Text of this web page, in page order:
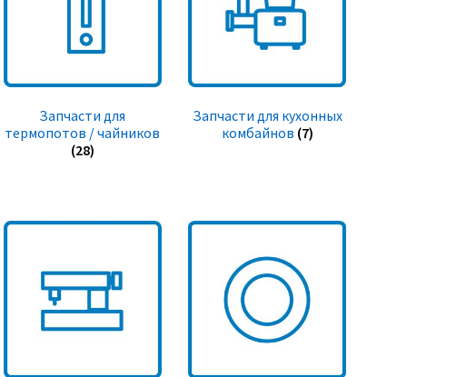
Запчасти для
термопотов / чайников
(28)
Запчасти для кухонных
комбайнов (7)